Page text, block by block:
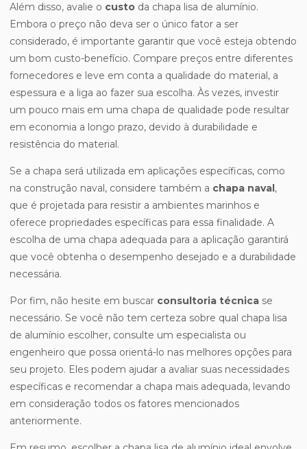
Além disso, avalie o custo da chapa lisa de alumínio.
Embora o preço não deva ser o único fator a ser
considerado, é importante garantir que você esteja obtendo
um bom custo-benefício. Compare preços entre diferentes
fornecedores e leve em conta a qualidade do material, a
espessura e a liga ao fazer sua escolha. Às vezes, investir
um pouco mais em uma chapa de qualidade pode resultar
em economia a longo prazo, devido à durabilidade e
resistência do material.
Se a chapa será utilizada em aplicações específicas, como
na construção naval, considere também a chapa naval ,
que é projetada para resistir a ambientes marinhos e
oferece propriedades específicas para essa finalidade. A
escolha de uma chapa adequada para a aplicação garantirá
que você obtenha o desempenho desejado e a durabilidade
necessária.
Por fim, não hesite em buscar consultoria técnica se
necessário. Se você não tem certeza sobre qual chapa lisa
de alumínio escolher, consulte um especialista ou
engenheiro que possa orientá-lo nas melhores opções para
seu projeto. Eles podem ajudar a avaliar suas necessidades
específicas e recomendar a chapa mais adequada, levando
em consideração todos os fatores mencionados
anteriormente.